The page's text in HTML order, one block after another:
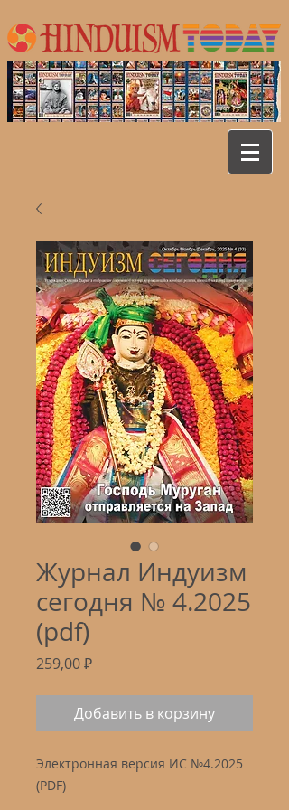
Журнал Индуизм
сегодня № 4.2025
(pdf)
259,00 ₽Цена
Добавить в корзину
Электронная версия ИС №4.2025
(PDF)